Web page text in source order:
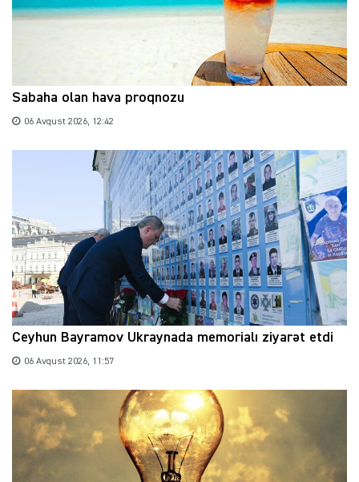
Sabaha olan hava proqnozu
06 Avqust 2026, 12:42
Ceyhun Bayramov Ukraynada memorialı ziyarət etdi
06 Avqust 2026, 11:57